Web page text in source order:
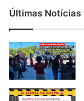
Últimas Notícias